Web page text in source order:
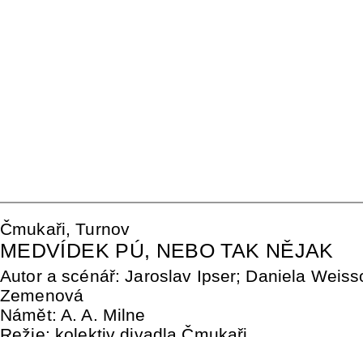
Čmukaři, Turnov
MEDVÍDEK PÚ, NEBO TAK NĚJAK
Autor a scénář: Jaroslav Ipser; Daniela
Zemenová
Námět: A. A. Milne